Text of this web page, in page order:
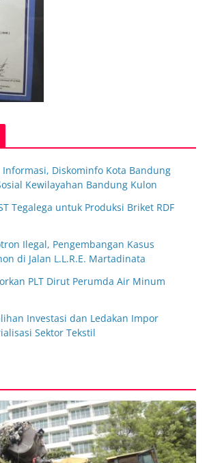
Diskominfo Kota Bandung
Kewilayahan Bandung Kulon
Tegalega untuk Produksi Briket RDF
Ilegal, Pengembangan Kasus
di Jalan L.L.R.E. Martadinata
PLT Dirut Perumda Air Minum
Investasi dan Ledakan Impor
Sektor Tekstil